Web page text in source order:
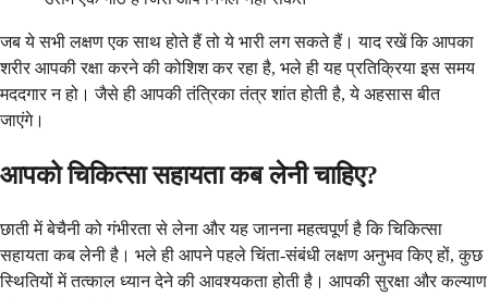
जब ये सभी लक्षण एक साथ होते हैं तो ये भारी लग सकते हैं। याद रखें कि आपका
शरीर आपकी रक्षा करने की कोशिश कर रहा है, भले ही यह प्रतिक्रिया इस समय
मददगार न हो। जैसे ही आपकी तंत्रिका तंत्र शांत होती है, ये अहसास बीत
जाएंगे।
आपको चिकित्सा सहायता कब लेनी चाहिए?
छाती में बेचैनी को गंभीरता से लेना और यह जानना महत्वपूर्ण है कि चिकित्सा
सहायता कब लेनी है। भले ही आपने पहले चिंता-संबंधी लक्षण अनुभव किए हों, कुछ
स्थितियों में तत्काल ध्यान देने की आवश्यकता होती है। आपकी सुरक्षा और कल्याण